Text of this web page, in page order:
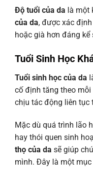
Độ tuổi của da là một
của da, được xác
hoặc già hơn đáng
Tuổi Sinh Học
Tuổi sinh học của da
cố định tăng theo mỗi
chịu tác động liên tục
Mặc dù quá trình lão
hay thói quen sinh
thọ của da sẽ giúp
mình. Đây là một